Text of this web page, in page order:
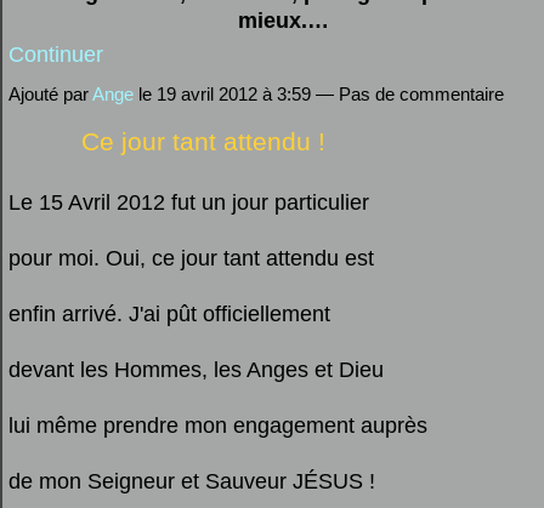
mieux.…
Continuer
Ajouté parAnge le 19 avril 2012 à 3:59 — Pas de commentaire
Ce jour tant attendu !
Le 15 Avril 2012 fut un jour particulier
pour moi. Oui, ce jour tant attendu est
enfin arrivé. J'ai pût officiellement
devant les Hommes, les Anges et Dieu
lui même prendre mon engagement auprès
de mon Seigneur et Sauveur JÉSUS !